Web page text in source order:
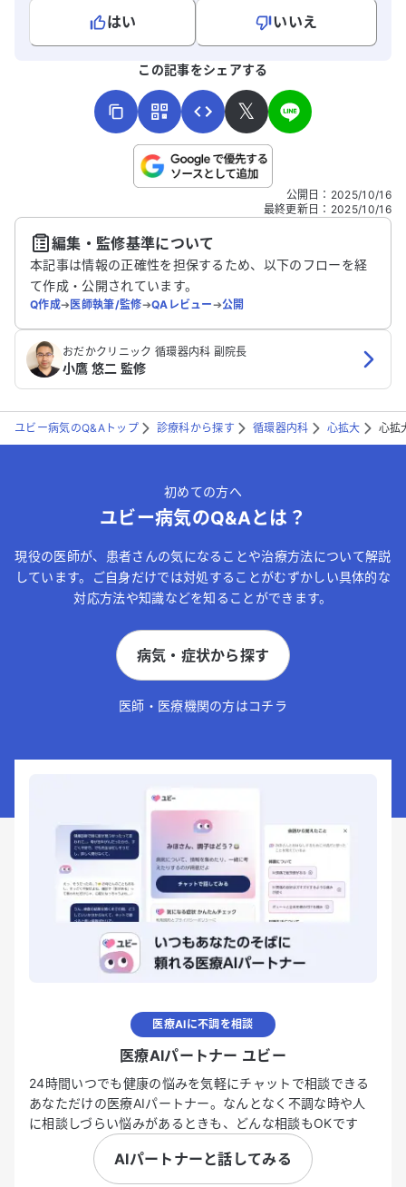
はい
いいえ
こちらは送信専用のフォームです。氏名やご自身の病気の詳細な
送信する
この記事をシェアする
𝕏
公開日 ： 2025/10/16
最終更新日 ： 2025/10/16
編集・監修基準について
本記事は情報の正確性を担保するため、以下のフローを経
て作成・公開されています。
Q作成➔医師執筆/監修➔QAレビュー➔公開
おだかクリニック 循環器内科 副院長
小鷹 悠二 監修
ユビー病気のQ&Aトップ 診療科から探す 循環器内科 心拡大 心拡
初めての方へ
ユビー病気のQ&Aとは？
現役の医師が、患者さんの気になることや治療方法について解説
しています。ご自身だけでは対処することがむずかしい具体的な
対応方法や知識などを知ることができます。
病気・症状から探す
医師・医療機関の方はコチラ
医療AIに不調を相談
医療AIパートナー ユビー
24時間いつでも健康の悩みを気軽にチャットで相談できる
あなただけの医療AIパートナー。なんとなく不調な時や人
に相談しづらい悩みがあるときも、どんな相談もOKです
AIパートナーと話してみる